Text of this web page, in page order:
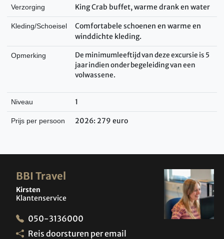
Verzorging King Crab buffet, warme drank en water
Kleding/Schoeisel
Comfortabele schoenen en warme en
winddichte kleding.
Opmerking
De minimumleeftijd van deze excursie is 5
jaar indien onder begeleiding van een
volwassene.
Niveau 1
Prijs per persoon 2026: 279 euro
BBI Travel
Kirsten
Klantenservice
050-3136000
Reis doorsturen per email